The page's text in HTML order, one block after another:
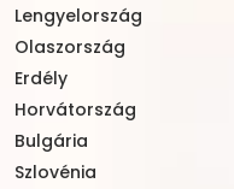
Lengyelország
Olaszország
Erdély
Horvátország
Bulgária
Szlovénia